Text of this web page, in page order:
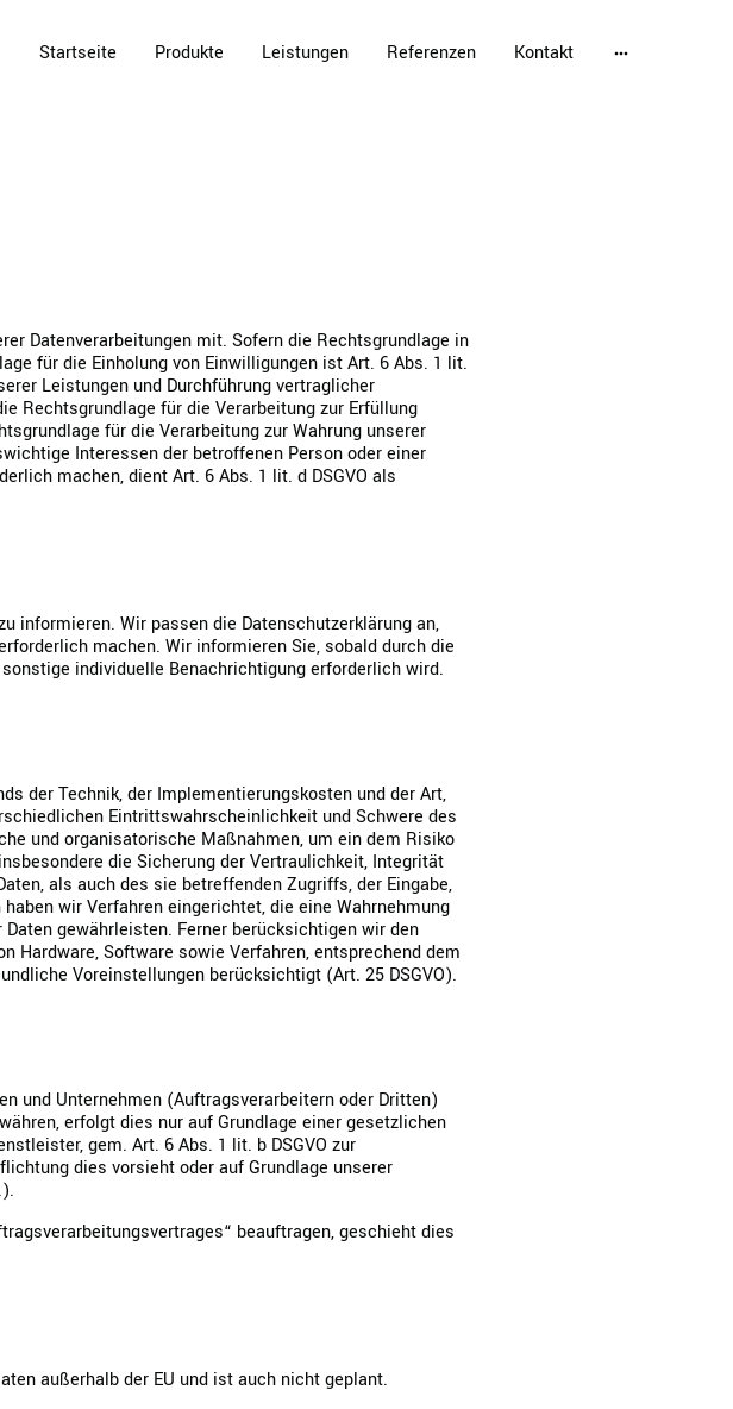
Startseite Produkte Leistungen Referenzen Kontakt
Datenverarbeitungen mit. Sofern die Rechtsgrundlage in
für die Einholung von Einwilligungen ist Art. 6 Abs. 1 lit.
Leistungen und Durchführung vertraglicher
Rechtsgrundlage für die Verarbeitung zur Erfüllung
für die Verarbeitung zur Wahrung unserer
Interessen der betroffenen Person oder einer
machen, dient Art. 6 Abs. 1 lit. d DSGVO als
informieren. Wir passen die Datenschutzerklärung an,
machen. Wir informieren Sie, sobald durch die
individuelle Benachrichtigung erforderlich wird.
der Technik, der Implementierungskosten und der Art,
Eintrittswahrscheinlichkeit und Schwere des
und organisatorische Maßnahmen, um ein dem Risiko
die Sicherung der Vertraulichkeit, Integrität
als auch des sie betreffenden Zugriffs, der Eingabe,
wir Verfahren eingerichtet, die eine Wahrnehmung
gewährleisten. Ferner berücksichtigen wir den
Hardware, Software sowie Verfahren, entsprechend dem
Voreinstellungen berücksichtigt (Art. 25 DSGVO).
und Unternehmen (Auftragsverarbeitern oder Dritten)
erfolgt dies nur auf Grundlage einer gesetzlichen
gem. Art. 6 Abs. 1 lit. b DSGVO zur
dies vorsieht oder auf Grundlage unserer
beauftragen, geschieht dies
außerhalb der EU und ist auch nicht geplant.